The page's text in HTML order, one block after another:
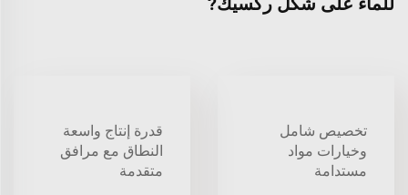
تخصيص شامل
وخيارات مواد
مستدامة
قدرة إنتاج واسعة
النطاق مع مرافق
متقدمة